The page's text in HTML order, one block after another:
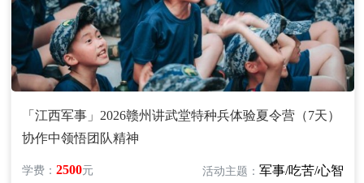
「江西军事」2026赣州讲武堂特种兵体验夏令营（7天）
协作中领悟团队精神
学费：2500元 活动主题： 军事/吃苦/心智